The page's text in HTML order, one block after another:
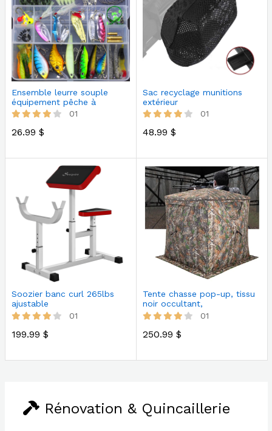
Ensemble leurre souple
équipement pêche à
paillettes
01
26.99 $
Sac recyclage munitions
extérieur
01
48.99 $
Soozier banc curl 265lbs
ajustable
01
199.99 $
Tente chasse pop-up, tissu
noir occultant,
imperméable
01
250.99 $
Rénovation & Quincaillerie